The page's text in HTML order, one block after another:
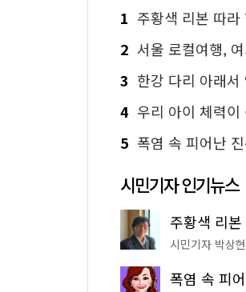
1 주황색 리본 따라 한강부터 메타
2 서울 로컬여행, 여기부
3 한강 다리 아래서 영화 한
4 우리 아이 체력이 쑥쑥! 클
5 폭염 속 피어난 진분홍 물결!
시민기자 인기뉴스
시민기자 박상현